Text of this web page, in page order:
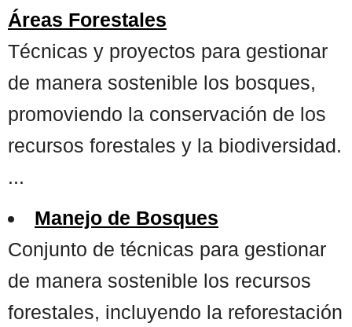
Áreas Forestales
Técnicas y proyectos para gestionar
de manera sostenible los bosques,
promoviendo la conservación de los
recursos forestales y la biodiversidad.
...
Manejo de Bosques
Conjunto de técnicas para gestionar
de manera sostenible los recursos
forestales, incluyendo la reforestación